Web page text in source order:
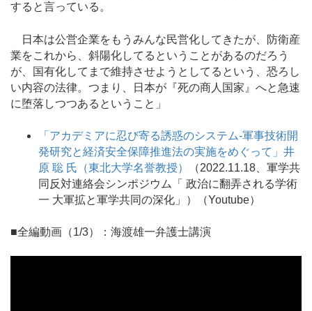
すると言っている。
日本は公営企業をもうみんな民営化してきたが、防衛産
業をこれから、斜陽化してるということがあるのだろう
が、国有化してまで維持させようとしてるという、恐ろし
い内容の法律。つまり、日本が『死の商人国家』へと急速
に堕落しつつあるということ」
「アカデミアに忍び寄る誘惑のシステム-軍事技術開
発研究と経済安全保障推進法の実施をめぐって」井
原 聡 氏（東北大学名誉教授）
（2022.11.18、軍学共
同反対連絡会シンポジウム「 政治に翻弄される学術
一 大軍拡と軍学共同の深化」）（Youtube）
■全編動画（1/3）：海渡雄一弁護士講演